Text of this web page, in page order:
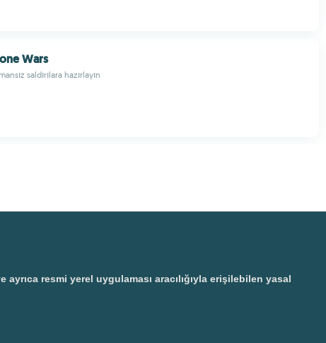
Wars
saldırılara hazırlayın
resmi yerel uygulaması aracılığıyla erişilebilen yasal